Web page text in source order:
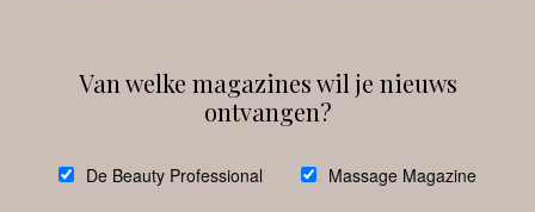
debeautyprofessional
Van welke magazines wil je nieuws
ontvangen?
De Beauty Professional Massage Magazine